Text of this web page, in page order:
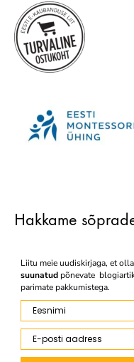
Hakkame
Liitu meie uudiskirjaga, et
suunatudpõnevate
parimate pakkumistega.
Eesnimi
E-posti aadress